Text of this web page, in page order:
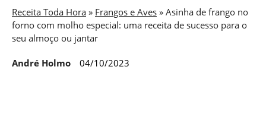
Receita Toda Hora » Frangos e Aves » Asinha de frango no
forno com molho especial: uma receita de sucesso para o
seu almoço ou jantar
André Holmo 04/10/2023